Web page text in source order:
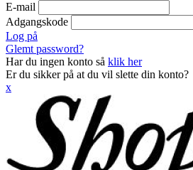
E-mail
Adgangskode
Log på
Glemt password?
Har du ingen konto så klik her
Er du sikker på at du vil slette din konto?
x